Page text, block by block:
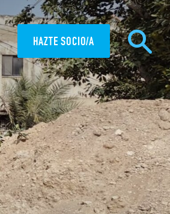
HAZTE SOCIO/A